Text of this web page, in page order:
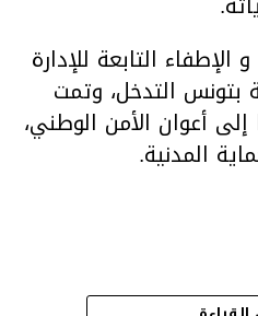
التابعة للإدارة
بتونس التدخل، وتمت
أعوان الأمن الوطني،
المدنية.